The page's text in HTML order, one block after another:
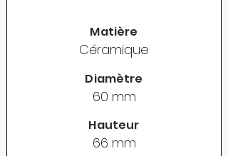
Matière
Céramique
Diamètre
60 mm
Hauteur
66 mm